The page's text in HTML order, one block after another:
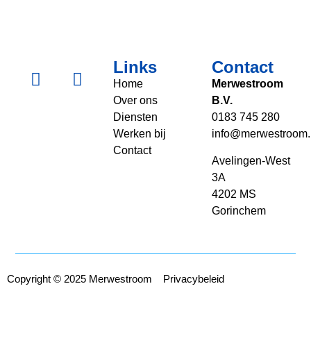
Links
Home
Over ons
Diensten
Werken bij
Contact
Contact
Merwestroom
B.V.
0183 745 280
Avelingen-West
3A
4202 MS
Gorinchem
Copyright © 2025 Merwestroom Privacybeleid